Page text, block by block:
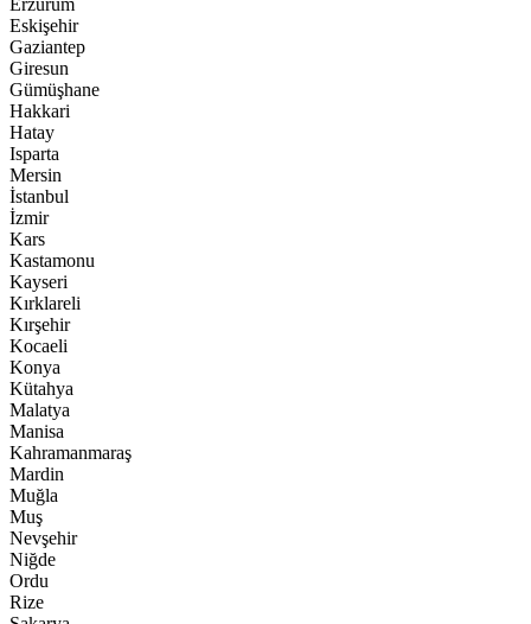
Erzurum
Eskişehir
Gaziantep
Giresun
Gümüşhane
Hakkari
Hatay
Isparta
Mersin
İstanbul
İzmir
Kars
Kastamonu
Kayseri
Kırklareli
Kırşehir
Kocaeli
Konya
Kütahya
Malatya
Manisa
Kahramanmaraş
Mardin
Muğla
Muş
Nevşehir
Niğde
Ordu
Rize